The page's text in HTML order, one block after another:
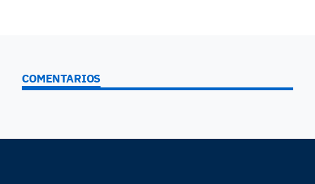
COMENTARIOS